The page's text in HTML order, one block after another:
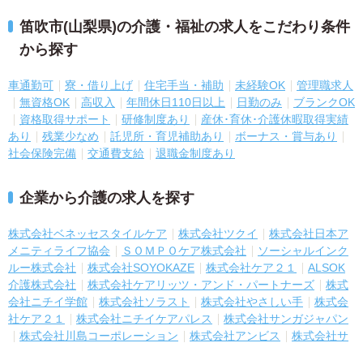
笛吹市(山梨県)の介護・福祉の求人をこだわり条件
から探す
車通勤可 寮・借り上げ 住宅手当・補助 未経験OK
管理職求人
無資格OK
高収入 年間休日110日以上 日勤のみ
ブランクOK
資格取得サポート
研修制度あり
産休･育休･介護休暇取得実績
あり
残業少なめ 託児所・育児補助あり
ボーナス・賞与あり
社会保険完備
交通費支給 退職金制度あり
企業から介護の求人を探す
株式会社ベネッセスタイルケア 株式会社ツクイ
株式会社日本ア
メニティライフ協会
ＳＯＭＰＯケア株式会社
ソーシャルインク
ルー株式会社
株式会社SOYOKAZE 株式会社ケア２１
ALSOK
介護株式会社
株式会社ケアリッツ・アンド・パートナーズ
株式
会社ニチイ学館
株式会社ソラスト 株式会社やさしい手
株式会
社ケア２１
株式会社ニチイケアパレス
株式会社サンガジャパン
株式会社川島コーポレーション
株式会社アンビス
株式会社サ